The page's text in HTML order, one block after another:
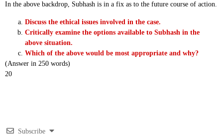
In the above backdrop, Subhash is in a fix as to the future course of action.
Discuss the ethical issues involved in the case.
Critically examine the options available to Subhash in the
above situation.
Which of the above would be most appropriate and why?
(Answer in 250 words)
20
Subscribe